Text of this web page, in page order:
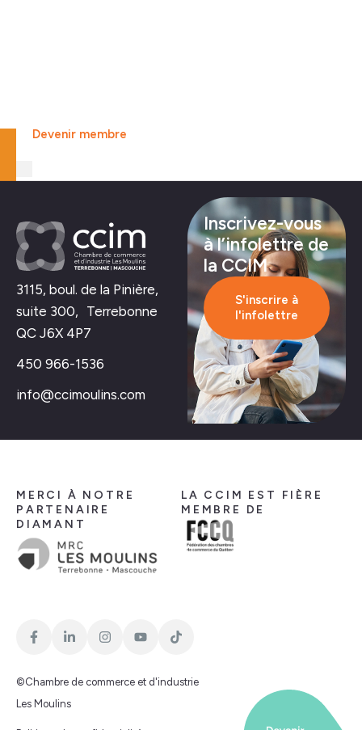
Devenir membre
3115, boul. de la Pinière,
suite 300, Terrebonne
QC J6X 4P7
450 966-1536
info@ccimoulins.com
Inscrivez-vous
à l’infolettre de
la CCIM
S'inscrire à
l'infolettre
MERCI À NOTRE
PARTENAIRE
DIAMANT
LA CCIM EST FIÈRE
MEMBRE DE
©Chambre de commerce et d'industrie
Les Moulins